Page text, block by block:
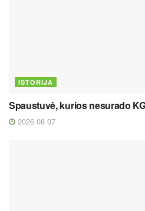
ISTORIJA
Spaustuvė, kurios nesurado
2026 08 07